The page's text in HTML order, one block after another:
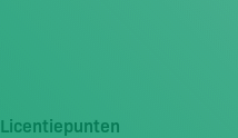
Licentiepunten